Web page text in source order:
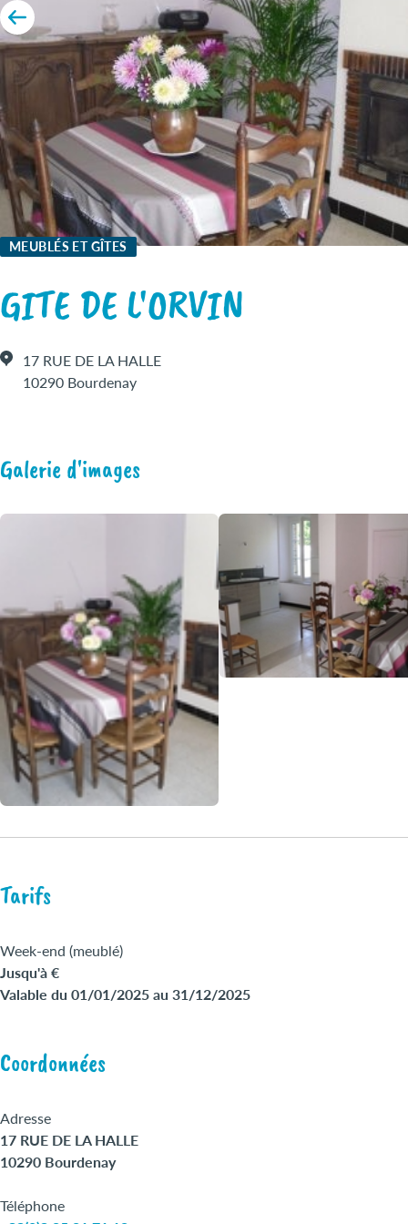
MEUBLÉS ET GÎTES
GITE DE L'ORVIN
17 RUE DE LA HALLE
10290 Bourdenay
Galerie d'images
Tarifs
Week-end (meublé)
Jusqu'à €
Valable du 01/01/2025 au 31/12/2025
Coordonnées
Adresse
17 RUE DE LA HALLE
10290 Bourdenay
Téléphone